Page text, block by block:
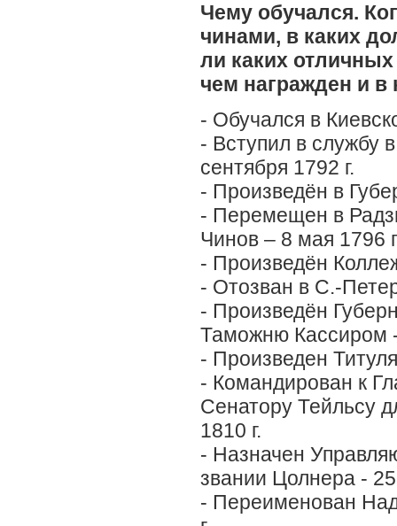
Чему обучался.
чинами, в каких
ли каких
чем награжден и
- Обучался в
- Вступил в службу
сентября 1792 г.
- Произведён в
- Перемещен в
Чинов – 8 мая 1796
- Произведён
- Отозван в С.-
- Произведён
Таможню Кассиром
- Произведен
- Командирован к
Сенатору Тейльсу
1810 г.
- Назначен
звании Цолнера - 25
- Переименован